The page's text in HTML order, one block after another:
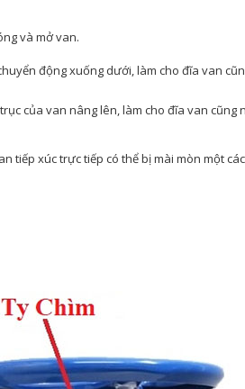
và mở van.
động xuống dưới, làm cho đĩa van
của van nâng lên, làm cho đĩa van cũng
tiếp xúc trực tiếp có thể bị mài mòn một